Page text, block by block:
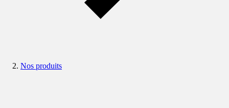
Nos produits